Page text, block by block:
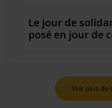
Le jour de
posé en jour de
Voir plus de